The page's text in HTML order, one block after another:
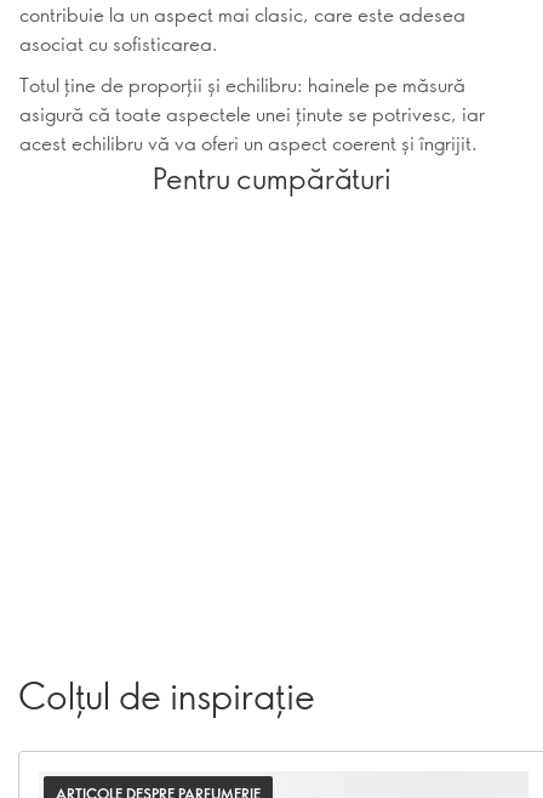
contribuie la un aspect mai clasic, care este adesea
asociat cu sofisticarea.
Totul ține de proporții și echilibru: hainele pe măsură
asigură că toate aspectele unei ținute se potrivesc, iar
acest echilibru vă va oferi un aspect coerent și îngrijit.
Pentru cumpărături
Colțul de inspirație
ARTICOLE DESPRE PARFUMERIE